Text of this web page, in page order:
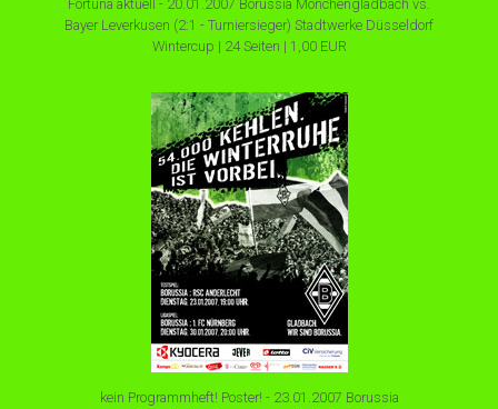
Fortuna aktuell - 20.01.2007 Borussia Mönchengladbach vs.
Bayer Leverkusen (2:1 - Turniersieger) Stadtwerke Düsseldorf
Wintercup | 24 Seiten | 1,00 EUR
kein Programmheft! Poster! - 23.01.2007 Borussia